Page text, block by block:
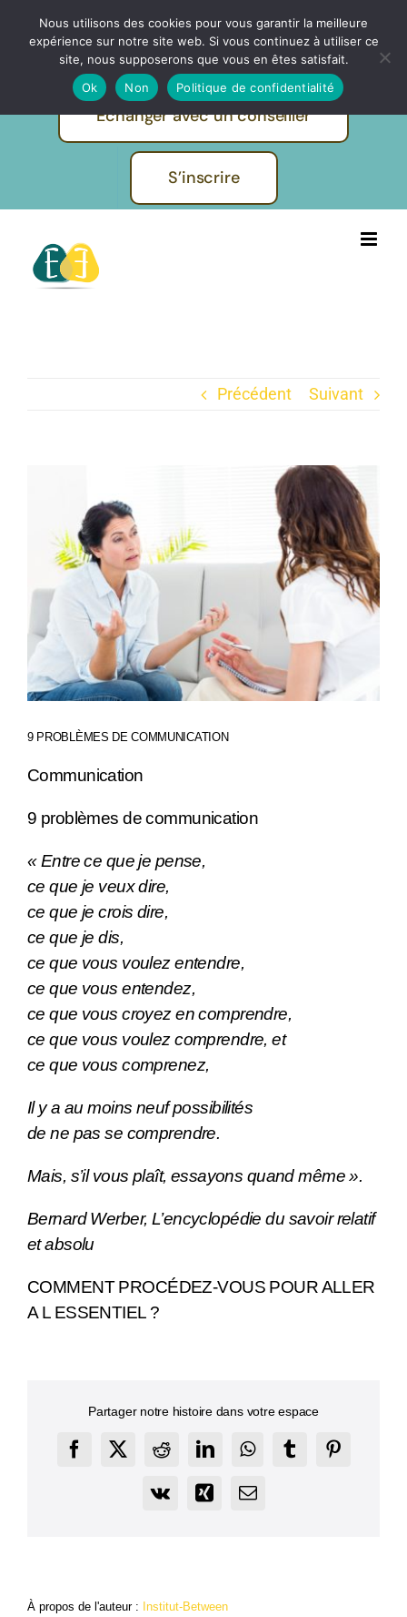
IBF | EVOLUTION FORMATIONS -
Pratiques et métiers de l'humain
Echanger avec un conseiller
S’inscrire
Précédent Suivant
agrandie
9 PROBLÈMES DE COMMUNICATION
Communication
9 problèmes de communication
« Entre ce que je pense,
ce que je veux dire,
ce que je crois dire,
ce que je dis,
ce que vous voulez entendre,
ce que vous entendez,
ce que vous croyez en comprendre,
ce que vous voulez comprendre, et
ce que vous comprenez,
Il y a au moins neuf possibilités
de ne pas se comprendre.
Mais, s’il vous plaît, essayons quand même ».
Bernard Werber, L’encyclopédie du savoir relatif
et absolu
COMMENT PROCÉDEZ-VOUS POUR ALLER
A L ESSENTIEL ?
Partager notre histoire dans votre espace
Facebook
X RedditLinkedInWhatsAppTumblrPinterest
Vk Xing Email
À propos de l'auteur : Institut-Between
Nous utilisons des cookies pour vous garantir la meilleure
expérience sur notre site web. Si vous continuez à utiliser ce
site, nous supposerons que vous en êtes satisfait.
Ok
Non Politique de confidentialité